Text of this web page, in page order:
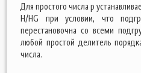
Для простого числа p
H/HG при условии, что
перестановочна со всеми
любой простой делитель
числа.